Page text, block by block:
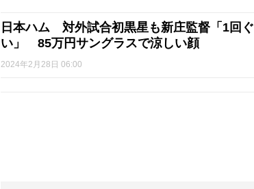
日本ハム 対外試合初黒星も新庄監督「1回
い」 85万円サングラスで涼しい顔
2024年2月28日 06:00